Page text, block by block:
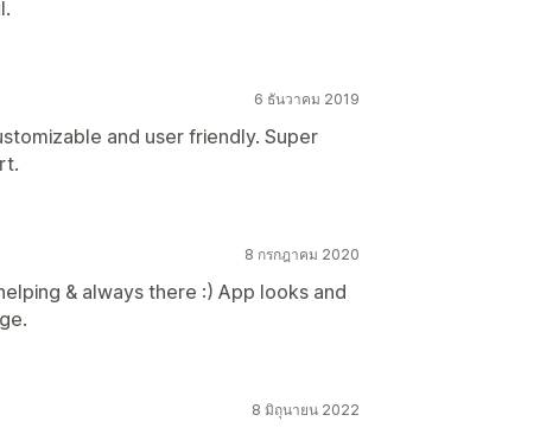
6 ธันวาคม 2019
and user friendly. Super
8 กรกฎาคม 2020
& always there :) App looks and
8 มิถุนายน 2022